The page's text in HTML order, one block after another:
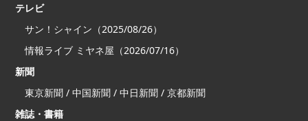
テレビ
サン！シャイン（2025/08/26）
情報ライブ ミヤネ屋（2026/07/16）
新聞
東京新聞 / 中国新聞 / 中日新聞 / 京都新聞
雑誌・書籍